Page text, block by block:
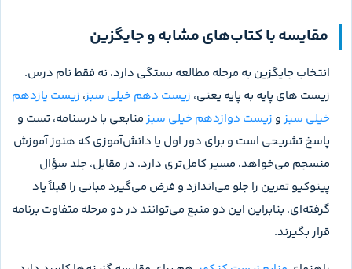
برای آزمون آزمایشی می‌خوانی، فصل‌ها را براساس بودجه آزمون
تست‌های ترکیبی سه پایه بگذار.
نحوه استفاده از پاسخنامه و تحلیل تست‌ها
پاسخنامه کلیدی فقط می‌گوید گزینه درست کدام است؛ تحلیل
واقعی از جایی شروع می‌شود که دلیل انتخاب خودت را با پاسخ
تشریحی مقایسه کنی. بعد از هر بسته ۲۰ تا ۳۰ تست، درصد را
حساب کن اما سؤال‌ها را به چهار گروه درست مطمئن، درست
شانسی، غلط و نزده تقسیم کن. فقط گروه اول از چرخه بررسی خارج